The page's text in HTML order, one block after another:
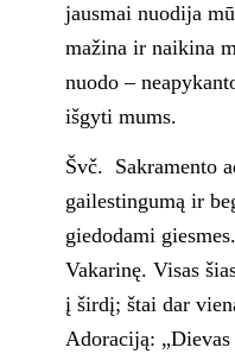
jausmai nuodija
mažina ir naikina
nuodo –
išgyti mums.
Švč. Sakramento
gailestingumą ir
giedodami
Vakarinę. Visas
į širdį; štai dar
Adoraciją: